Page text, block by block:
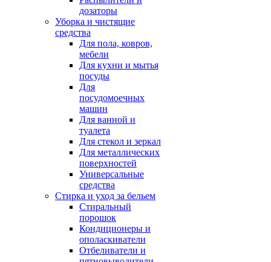
дозаторы
Уборка и чистящие
средства
Для пола, ковров,
мебели
Для кухни и мытья
посуды
Для
посудомоечных
машин
Для ванной и
туалета
Для стекол и зеркал
Для металлических
поверхностей
Универсальные
средства
Стирка и уход за бельем
Стиральный
порошок
Кондиционеры и
ополаскиватели
Отбеливатели и